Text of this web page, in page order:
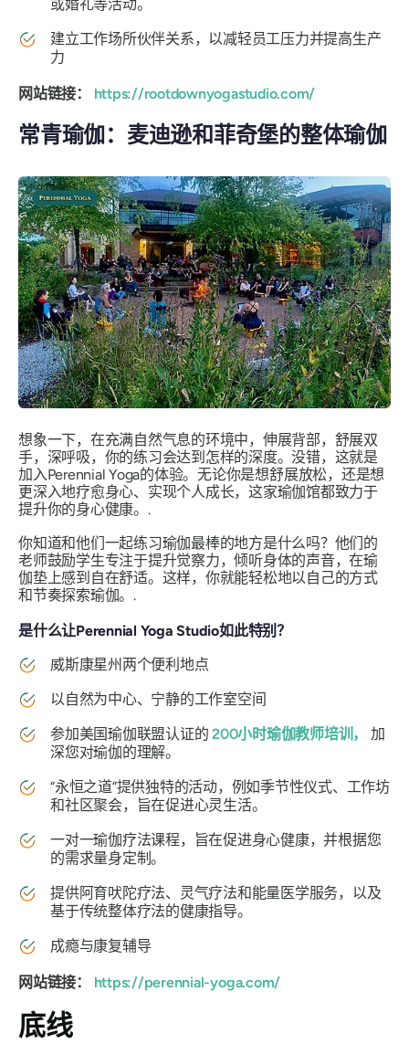
或婚礼等活动。
建立工作场所伙伴关系，以减轻员工压力并提高生产
力
网站链接： https://rootdownyogastudio.com/
常青瑜伽：麦迪逊和菲奇堡的整体瑜伽
想象一下，在充满自然气息的环境中，伸展背部，舒展双
手，深呼吸，你的练习会达到怎样的深度。没错，这就是
加入Perennial Yoga的体验。无论你是想舒展放松，还是想
更深入地疗愈身心、实现个人成长，这家瑜伽馆都致力于
提升你的身心健康。.
你知道和他们一起练习瑜伽最棒的地方是什么吗？他们的
老师鼓励学生专注于提升觉察力，倾听身体的声音，在瑜
伽垫上感到自在舒适。这样，你就能轻松地以自己的方式
和节奏探索瑜伽。.
是什么让Perennial Yoga Studio如此特别？
威斯康星州两个便利地点
以自然为中心、宁静的工作室空间
参加美国瑜伽联盟认证的200小时瑜伽教师培训，
加
深您对瑜伽的理解。
“永恒之道”提供独特的活动，例如季节性仪式、工作坊
和社区聚会，旨在促进心灵生活。
一对一瑜伽疗法课程，旨在促进身心健康，并根据您
的需求量身定制。
提供阿育吠陀疗法、灵气疗法和能量医学服务，以及
基于传统整体疗法的健康指导。
成瘾与康复辅导
网站链接： https://perennial-yoga.com/
底线